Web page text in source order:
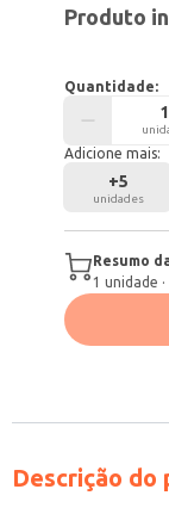
Produto
Quantidade:
Adicione mais:
+5
unidades
Resumo
1 unidade ·
Descrição do